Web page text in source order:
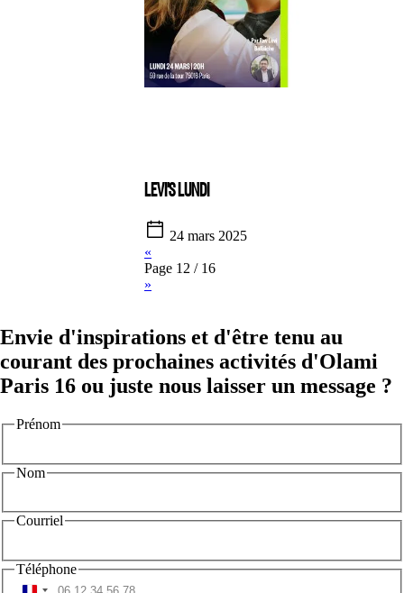
LEVI'S LUNDI
24 mars 2025
«
Page 12 / 16
»
Envie d'inspirations et d'être tenu au
courant des prochaines activités d'Olami
Paris 16 ou juste nous laisser un message ?
Prénom
Nom
Courriel
Téléphone